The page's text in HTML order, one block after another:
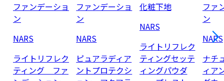
ファンデーショ
ン
NARS
ライトリフレク
ティング ファ
ファンデーショ
ン
NARS
ピュアラディア
ントプロテクシ
化粧下地
NARS
ライトリフレク
ティングセッテ
ィングパウダ
ファ
ン
NARS
ナチ
ィア